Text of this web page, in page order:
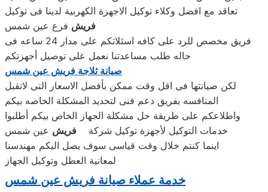
تعاقد مع افضل وكلاء توكيل الاجهزة الكهربية لدينا فى توكيل
فريش فرع عين شمس
فريق مخصص للرد على كافه اسئلاتكم على مدار 24 ساعه فى
حاله طلب مساعدتنا نعمل على توصيل أجهزتكم
صيانة ثلاجة فريش عين شمس
لكن صيانتها فى اقل وقت ممكن بأفضل الاسعار التى لاتقبل
المنافسه بفريق دعم فنى لتحديد المشكلة الخاصه بيكم
واطلاعكم على طريقة حل مشكلة الجهاز الخاص بيكم أطلبوا
خدمات التوكيل لأجهزة توكيل شركة فريش عين شمس
اينما كنتم خلال وقت قياسى سوف يصل اليكم مهندسنا
لمعانية العطل وتوكيل الجهاز
خدمة عملاء صيانة فريش عين شمس